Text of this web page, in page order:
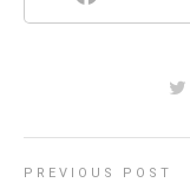
PREVIOUS POST